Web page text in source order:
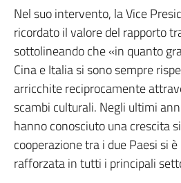
Nel suo intervento, la Vice
ricordato il valore del rapporto
sottolineando che «in quanto
Cina e Italia si sono sempre
arricchite reciprocamente
scambi culturali. Negli ultimi
hanno conosciuto una crescita
cooperazione tra i due Paesi si
rafforzata in tutti i principali